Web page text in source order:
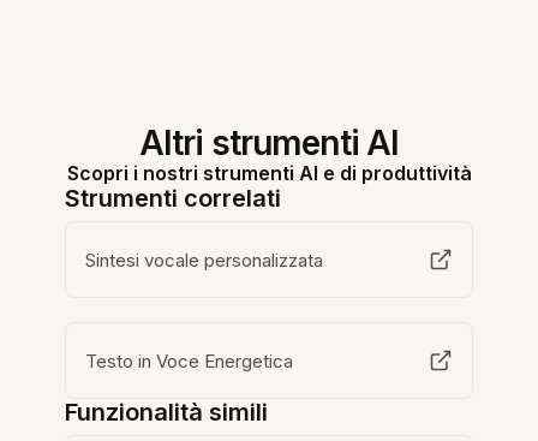
Altri strumenti AI
Scopri i nostri strumenti AI e di produttività
Strumenti correlati
Sintesi vocale personalizzata
Testo in Voce Energetica
Funzionalità simili